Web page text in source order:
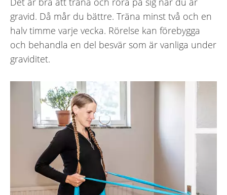
gravid. Då mår du bättre. Träna minst två och en
halv timme varje vecka. Rörelse kan förebygga
och behandla en del besvär som är vanliga under
graviditet.